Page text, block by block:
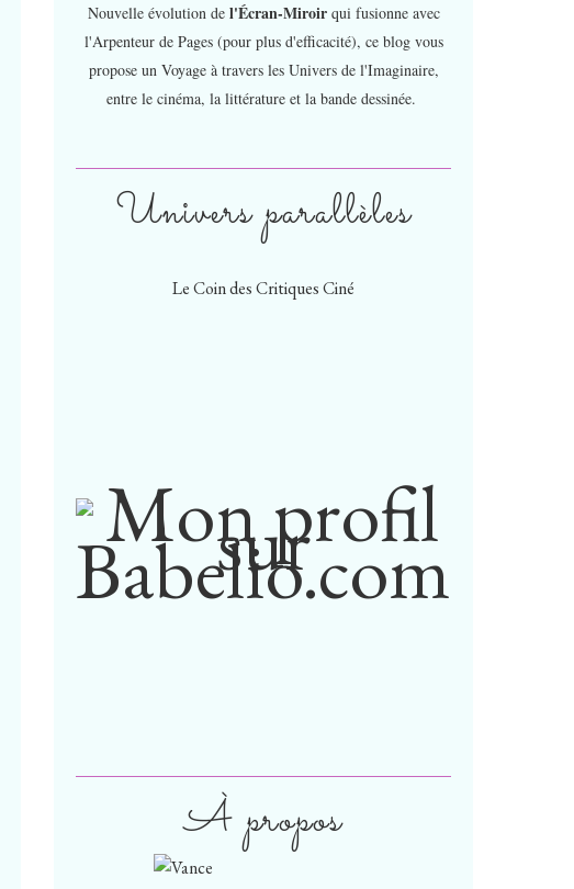
À propos
Univers parallèles
Le Coin des Critiques Ciné
Nouvelle évolution de l'Écran-Miroir qui fusionne avec
l'Arpenteur de Pages (pour plus d'efficacité), ce blog vous
propose un Voyage à travers les Univers de l'Imaginaire,
entre le cinéma, la littérature et la bande dessinée.